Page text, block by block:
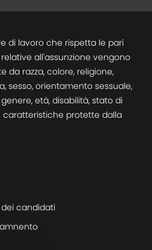
di lavoro che rispetta le pari
all'assunzione vengono
da razza, colore, religione,
sesso, orientamento sessuale,
età, disabilità, stato di
protette dalla
candidati